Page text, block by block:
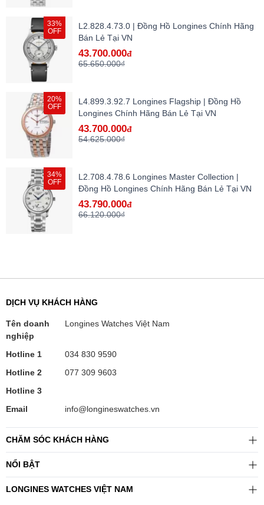
33%
OFF
L2.828.4.73.0 | Đồng Hồ Longines Chính Hãng
Bán Lẻ Tại VN
43.700.000đ
65.650.000₫
20%
OFF
L4.899.3.92.7 Longines Flagship | Đồng Hồ
Longines Chính Hãng Bán Lẻ Tại VN
43.700.000đ
54.625.000₫
34%
OFF
L2.708.4.78.6 Longines Master Collection |
Đồng Hồ Longines Chính Hãng Bán Lẻ Tại VN
43.790.000đ
66.120.000₫
LONGINES WATCHES VIỆT NAM
NỔI BẬT
CHĂM SÓC KHÁCH HÀNG
DỊCH VỤ KHÁCH HÀNG
Tên doanh
nghiệp
Longines Watches Việt Nam
Hotline 1
034 830 9590
Hotline 2
077 309 9603
Hotline 3
Email
info@longineswatches.vn